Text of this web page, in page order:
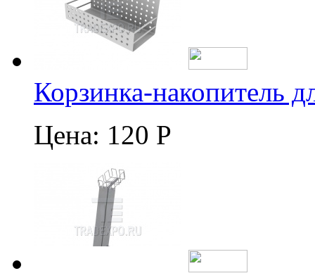
Корзинка-накопитель
Цена: 120 Р